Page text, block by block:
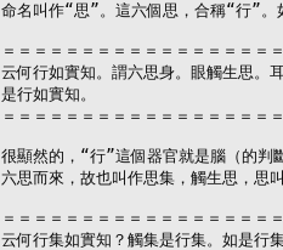
命名叫作“思”。這六個思，合稱“行”。
＝＝＝＝＝＝＝＝＝＝＝＝＝＝＝＝＝
云何行如實知。謂六思身。眼觸生思。
是行如實知。
＝＝＝＝＝＝＝＝＝＝＝＝＝＝＝＝＝
很顯然的，“行”這個器官就是腦（的判
六思而來，故也叫作思集，觸生思，思
＝＝＝＝＝＝＝＝＝＝＝＝＝＝＝＝＝
云何行集如實知？觸集是行集。如是行